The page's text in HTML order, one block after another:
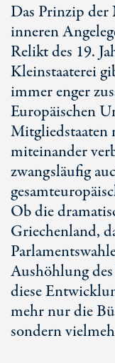
Das Prinzip
inneren
Relikt des 19.
Kleinstaaterei
immer enger
Europäischen
Mitgliedstaaten
miteinander
zwangsläufig
Ob die
Griechenland,
Aushöhlung
diese
mehr nur die
sondern